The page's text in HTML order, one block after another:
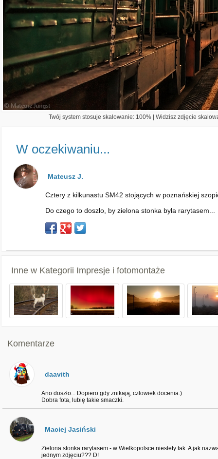
Twój system stosuje skalowanie: 100% | Widzisz zdjęcie
W oczekiwaniu...
Mateusz J.
Cztery z kilkunastu SM42 stojących w poznańskiej
Do czego to doszło, by zielona stonka była rarytasem...
Inne w Kategorii Impresje i fotomontaże
Komentarze
daavith
Ano doszło... Dopiero gdy znikają, człowiek docenia:)
Dobra fota, lubię takie smaczki.
Maciej Jasiński
Zielona stonka rarytasem - w Wielkopolsce niestety tak. A jak
jednym zdjęciu??? D!